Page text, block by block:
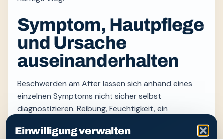
Einwilligung verwalten
Symptom, Hautpflege
und Ursache
auseinanderhalten
Beschwerden am After lassen sich anhand eines
einzelnen Symptoms nicht sicher selbst
diagnostizieren. Reibung, Feuchtigkeit, ein
Kontaktreaktionen und Infektionen können ähnlich